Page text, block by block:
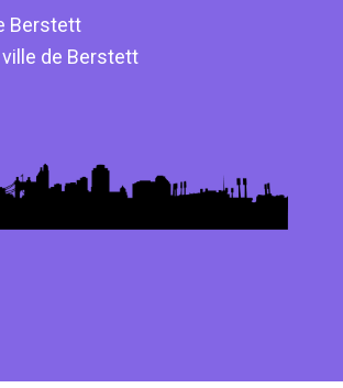
Berstett
de Berstett